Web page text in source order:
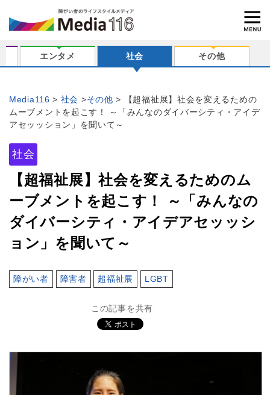
エンタメ 社会 その他
Media116 社会 その他
【超福祉展】社会を変えるための
ムーブメントを起こす！ ～「みんなのダイバーシティ・アイデ
アセッッション」を聞いて～
社会
【超福祉展】社会を変えるためのム
ーブメントを起こす！ ～「みんなの
ダイバーシティ・アイデアセッッシ
ョン」を聞いて～
障がい者 障害者 超福祉展 LGBT
この記事を共有